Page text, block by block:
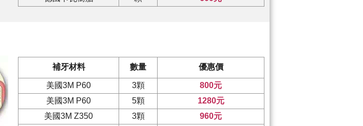
補牙材料 數量 優惠價
美國3M P60 3顆
800元
美國3M P60
5顆
1280元
美國3M Z350
3顆
960元